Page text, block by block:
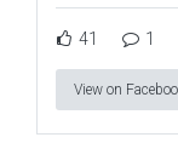
41 1
View on